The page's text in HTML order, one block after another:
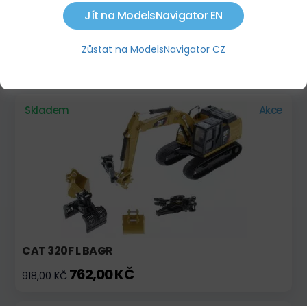
LIEBHERR R998 SME
Skladem Akce
CAT 320F L BAGR
918,00 KČ 762,00 KČ
Jít na ModelsNavigator EN
Zůstat na ModelsNavigator CZ